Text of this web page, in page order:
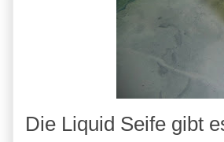
Die Liquid Seife gibt